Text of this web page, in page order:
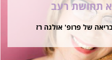
ולזה שאחריו!
תחושת רעב
של פרופ' אולגה רז